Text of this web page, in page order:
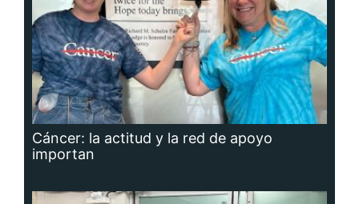
Cáncer: la actitud y la red de apoyo
importan